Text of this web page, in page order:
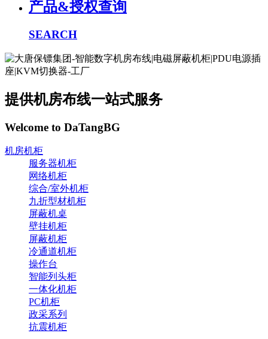
产品&授权查询
SEARCH
提供机房布线一站式服务
Welcome to DaTangBG
机房机柜
服务器机柜
网络机柜
综合/室外机柜
九折型材机柜
屏蔽机桌
壁挂机柜
屏蔽机柜
冷通道机柜
操作台
智能列头柜
一体化机柜
PC机柜
政采系列
抗震机柜